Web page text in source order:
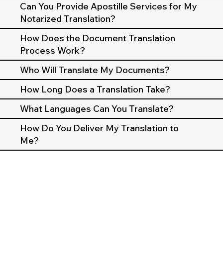
Can You Provide Apostille Services for My
Notarized Translation?
How Does the Document Translation
Process Work?
Who Will Translate My Documents?
How Long Does a Translation Take?
What Languages Can You Translate?
How Do You Deliver My Translation to
Me?